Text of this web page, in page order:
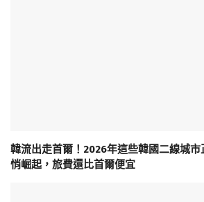
韓流出走首爾！2026年這些韓國二線城
悄崛起，旅費還比首爾便宜